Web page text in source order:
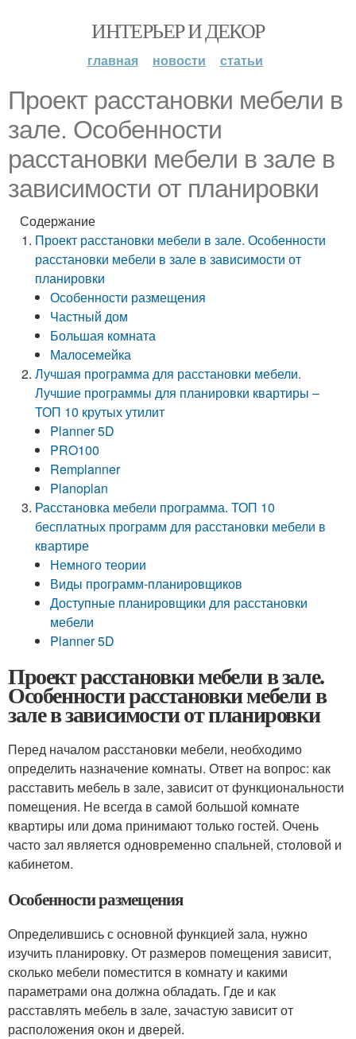
ИНТЕРЬЕР И ДЕКОР
главная новости статьи
Проект расстановки мебели в
зале. Особенности
расстановки мебели в зале в
зависимости от планировки
Содержание
Проект расстановки мебели в зале. Особенности
расстановки мебели в зале в зависимости от
планировки
Особенности размещения
Частный дом
Большая комната
Малосемейка
Лучшая программа для расстановки мебели.
Лучшие программы для планировки квартиры –
ТОП 10 крутых утилит
Planner 5D
PRO100
Remplanner
Planoplan
Расстановка мебели программа. ТОП 10
бесплатных программ для расстановки мебели в
квартире
Немного теории
Виды программ-планировщиков
Доступные планировщики для расстановки
мебели
Planner 5D
Проект расстановки мебели в зале.
Особенности расстановки мебели в
зале в зависимости от планировки
Перед началом расстановки мебели, необходимо
определить назначение комнаты. Ответ на вопрос: как
расставить мебель в зале, зависит от функциональности
помещения. Не всегда в самой большой комнате
квартиры или дома принимают только гостей. Очень
часто зал является одновременно спальней, столовой и
кабинетом.
Особенности размещения
Определившись с основной функцией зала, нужно
изучить планировку. От размеров помещения зависит,
сколько мебели поместится в комнату и какими
параметрами она должна обладать. Где и как
расставлять мебель в зале, зачастую зависит от
расположения окон и дверей.